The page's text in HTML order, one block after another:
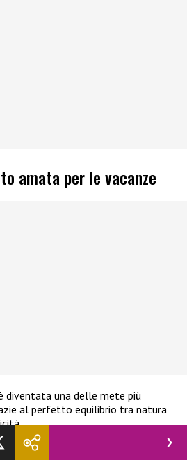
amata per le vacanze
diventata una delle mete più
al perfetto equilibrio tra natura
la spiaggia di Sarakiniko
, famosa